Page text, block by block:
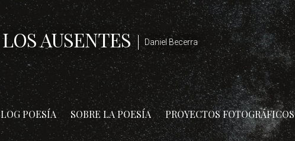
AUSENTES Daniel Becerra
POESÍA SOBRE LA POESÍA PROYECTOS FOTOGRÁFICOS